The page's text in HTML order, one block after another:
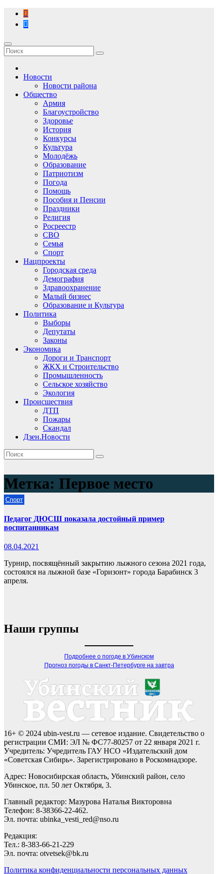
Перейти
содержимому
Новости
Новости района
Общество
Армия
Благоустройство
Здоровье
История
Конкурсы
Культура
Молодёжь
Образование
Патриотизм
Погода
Помощь
Пособия и Пенсии
Праздники
Религия
Росреестр
СВО
Семья
Спорт
Нацпроекты
Городская среда
Демография
Здравоохранение
Малый бизнес
Образование и Культура
Политика
Выборы
Депутаты
Законы
Экономика
Дороги и Транспорт
ЖКХ и Строительство
Промышленность
Сельское хозяйство
Экология
Происшествия
ДТП
Пожары
Скандал
Дзен.Новости
Метка: Первое место
Спорт
Педагог ДЮСШ показала достойный пример
воспитанникам
08.04.2021
Турнир, посвящённый закрытию лыжного сезона 2021 года,
состоялся на лыжной базе «Горизонт» города Барабинск 3
апреля.
Наши группы
Подробнее о погоде в Убинском
Прогноз погоды в Санкт-Петербурге на завтра
16+ © 2024 ubin-vest.ru — сетевое издание. Свидетельство о
регистрации СМИ: ЭЛ № ФС77-80257 от 22 января 2021 г.
Учредитель: Учредитель ГАУ НСО «Издательский дом
«Советская Сибирь». Зарегистрировано в Роскомнадзоре.
Адрес: Новосибирская область, Убинский район, село
Убинское, пл. 50 лет Октября, 3.
Главный редактор: Мазурова Наталья Викторовна
Телефон: 8-38366-22-462.
Эл. почта: ubinka_vesti_red@nso.ru
Редакция:
Тел.: 8-383-66-21-229
Эл. почта: otvetsek@bk.ru
Политика конфиденциальности персональных данных